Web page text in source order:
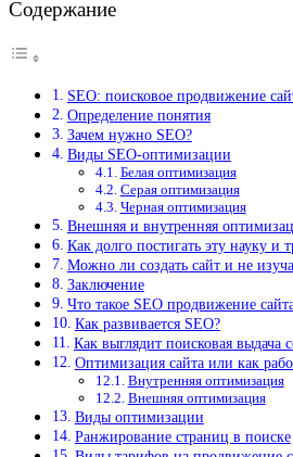
Содержание
SEO: поисковое продвижение
Определение понятия
Зачем нужно SEO?
Виды SEO-оптимизации
Белая оптимизация
Серая оптимизация
Черная оптимизация
Внешняя и внутренняя
Как долго постигать эту науку и
Можно ли создать сайт и не
Заключение
Что такое SEO продвижение
Как развивается SEO?
Как выглядит поисковая выдача
Оптимизация сайта или как
Внутренняя оптимизация
Внешняя оптимизация
Виды оптимизации
Ранжирование страниц в поиске